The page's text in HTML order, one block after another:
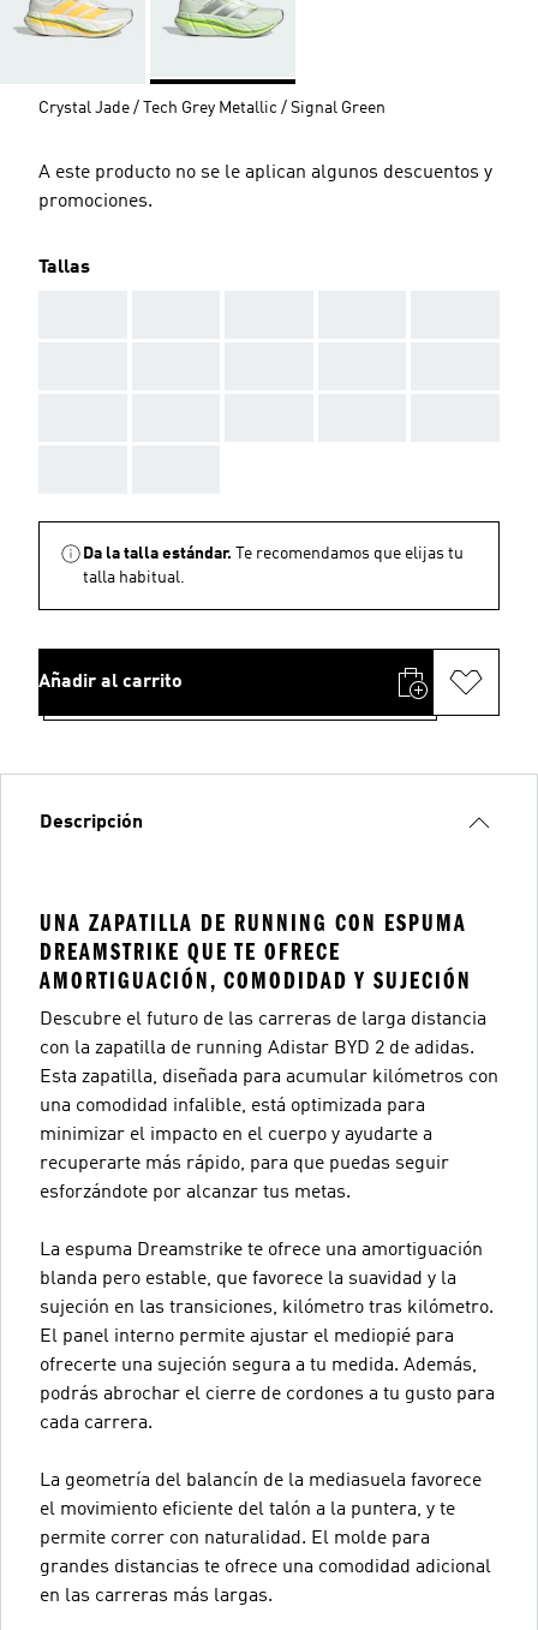
Crystal Jade / Tech Grey Metallic / Signal Green
A este producto no se le aplican algunos descuentos y
promociones.
Tallas
Da la talla estándar.
Te recomendamos que elijas tu
talla habitual.
Añadir al carrito
Descripción
UNA ZAPATILLA DE RUNNING CON ESPUMA
DREAMSTRIKE QUE TE OFRECE
AMORTIGUACIÓN, COMODIDAD Y SUJECIÓN
Descubre el futuro de las carreras de larga distancia
con la zapatilla de running Adistar BYD 2 de adidas.
Esta zapatilla, diseñada para acumular kilómetros con
una comodidad infalible, está optimizada para
minimizar el impacto en el cuerpo y ayudarte a
recuperarte más rápido, para que puedas seguir
esforzándote por alcanzar tus metas.
La espuma Dreamstrike te ofrece una amortiguación
blanda pero estable, que favorece la suavidad y la
sujeción en las transiciones, kilómetro tras kilómetro.
El panel interno permite ajustar el mediopié para
ofrecerte una sujeción segura a tu medida. Además,
podrás abrochar el cierre de cordones a tu gusto para
cada carrera.
La geometría del balancín de la mediasuela favorece
el movimiento eficiente del talón a la puntera, y te
permite correr con naturalidad. El molde para
grandes distancias te ofrece una comodidad adicional
en las carreras más largas.